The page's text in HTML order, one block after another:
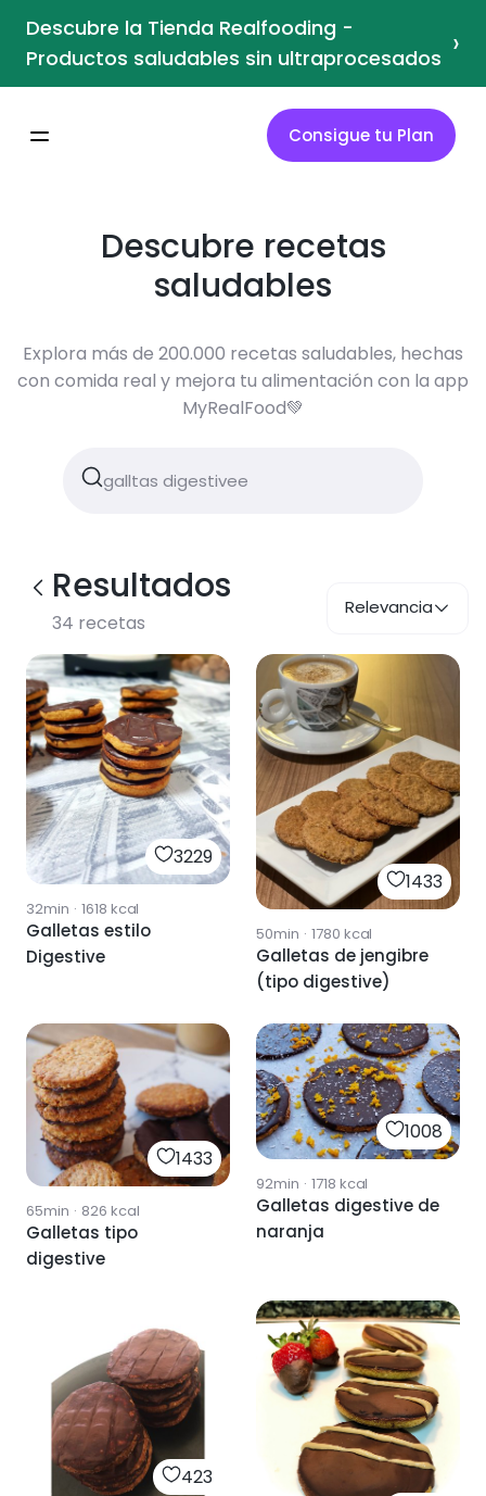
Descubre la Tienda Realfooding -
Productos saludables sin ultraprocesados ›
Consigue tu Plan
Descubre recetas
saludables
Explora más de 200.000 recetas saludables, hechas
con comida real y mejora tu alimentación con la app
MyRealFood💚
Resultados
34 recetas
Relevancia
3229
32min · 1618 kcal
Galletas estilo
Digestive
1433
50min · 1780 kcal
Galletas de jengibre
(tipo digestive)
1433
65min · 826 kcal
Galletas tipo
digestive
1008
92min · 1718 kcal
Galletas digestive de
naranja
423